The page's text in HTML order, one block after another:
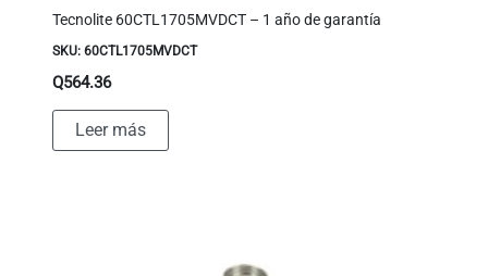
Tecnolite 60CTL1705MVDCT – 1 año de garantía
SKU: 60CTL1705MVDCT
Q564.36
Leer más